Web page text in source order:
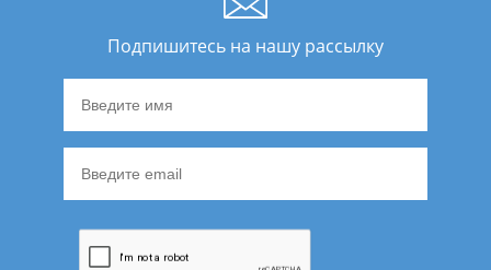
Подпишитесь на нашу рассылку